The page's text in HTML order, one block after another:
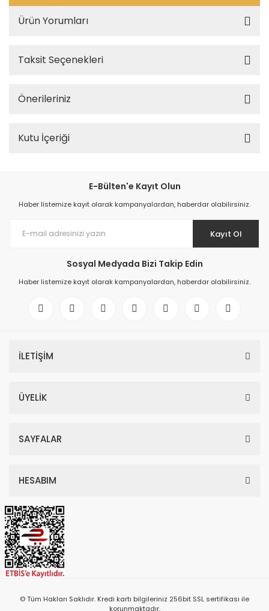
Ürün Yorumları
Taksit Seçenekleri
Önerileriniz
Kutu İçeriği
E-Bülten'e Kayıt Olun
Haber listemize kayıt olarak kampanyalardan, haberdar olabilirsiniz.
Kayıt Ol
Sosyal Medyada Bizi Takip Edin
Haber listemize kayıt olarak kampanyalardan, haberdar olabilirsiniz.
İLETİŞİM
ÜYELİK
SAYFALAR
HESABIM
© Tüm Hakları Saklıdır. Kredi kartı bilgileriniz 256bit SSL sertifikası ile
korunmaktadır.